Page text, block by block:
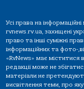
Усі права на
rvnews.rv.ua, захищені
право та інші суміжні
інформаційних та фото-
«RvNews» має міститися
редакції може не
матеріали не
висвітлення теми, про